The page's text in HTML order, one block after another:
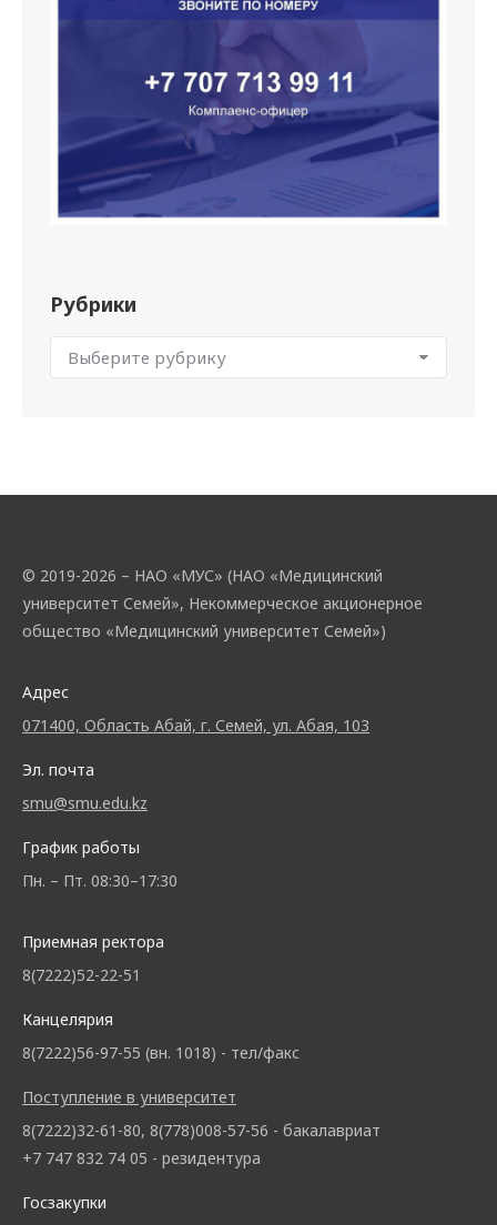
Рубрики
© 2019-2026 – НАО «МУС» (НАО «Медицинский
университет Семей», Некоммерческое акционерное
общество «Медицинский университет Семей»)
Адрес
071400, Область Абай, г. Семей, ул. Абая, 103
Эл. почта
smu@smu.edu.kz
График работы
Пн. – Пт. 08:30–17:30
Приемная ректора
8(7222)52-22-51
Канцелярия
8(7222)56-97-55 (вн. 1018) - тел/факс
Поступление в университет
8(7222)32-61-80, 8(778)008-57-56 - бакалавриат
+7 747 832 74 05 - резидентура
Госзакупки